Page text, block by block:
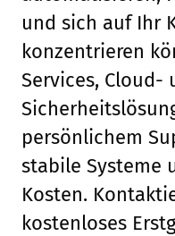
und sich auf Ihr
konzentrieren
Services, Cloud-
persönlichem
stabile Systeme
Kosten.
kostenloses